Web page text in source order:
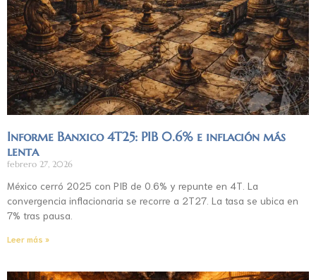
Informe Banxico 4T25: PIB 0.6% e inflación más
lenta
febrero 27, 2026
México cerró 2025 con PIB de 0.6% y repunte en 4T. La
convergencia inflacionaria se recorre a 2T27. La tasa se ubica en
7% tras pausa.
Leer más »